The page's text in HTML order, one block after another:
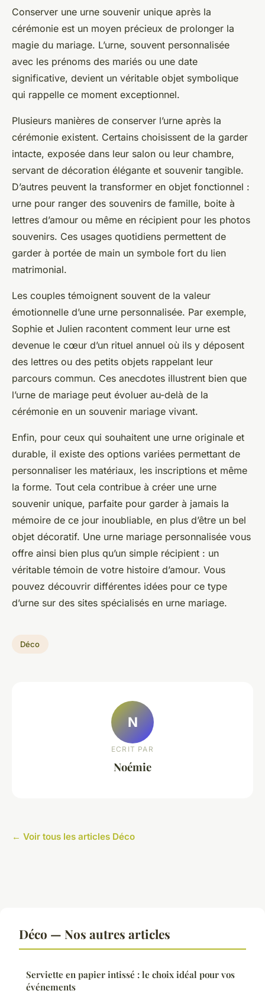
Conserver une urne souvenir unique après la
cérémonie est un moyen précieux de prolonger la
magie du mariage. L’urne, souvent personnalisée
avec les prénoms des mariés ou une date
significative, devient un véritable objet symbolique
qui rappelle ce moment exceptionnel.
Plusieurs manières de conserver l’urne après la
cérémonie existent. Certains choisissent de la garder
intacte, exposée dans leur salon ou leur chambre,
servant de décoration élégante et souvenir tangible.
D’autres peuvent la transformer en objet fonctionnel :
urne pour ranger des souvenirs de famille, boite à
lettres d’amour ou même en récipient pour les photos
souvenirs. Ces usages quotidiens permettent de
garder à portée de main un symbole fort du lien
matrimonial.
Les couples témoignent souvent de la valeur
émotionnelle d’une urne personnalisée. Par exemple,
Sophie et Julien racontent comment leur urne est
devenue le cœur d’un rituel annuel où ils y déposent
des lettres ou des petits objets rappelant leur
parcours commun. Ces anecdotes illustrent bien que
l’urne de mariage peut évoluer au-delà de la
cérémonie en un souvenir mariage vivant.
Enfin, pour ceux qui souhaitent une urne originale et
durable, il existe des options variées permettant de
personnaliser les matériaux, les inscriptions et même
la forme. Tout cela contribue à créer une urne
souvenir unique, parfaite pour garder à jamais la
mémoire de ce jour inoubliable, en plus d’être un bel
objet décoratif. Une urne mariage personnalisée vous
offre ainsi bien plus qu’un simple récipient : un
véritable témoin de votre histoire d’amour. Vous
pouvez découvrir différentes idées pour ce type
d’urne sur des sites spécialisés en urne mariage.
Déco
N
ECRIT PAR
Noémie
← Voir tous les articles Déco
Déco — Nos autres articles
Serviette en papier intissé : le choix idéal pour vos
événements